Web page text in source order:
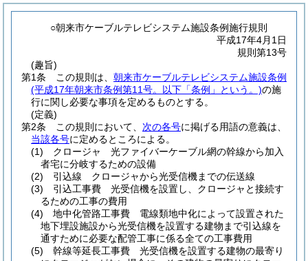
○朝来市ケーブルテレビシステム施設条例施行規則
平成17年4月1日
規則第13号
(趣旨)
第1条
この規則は、 朝来市ケーブルテレビシステム施設条例
(平成17年朝来市条例第11号。以下「条例」という。)の施
行に関し必要な事項を定めるものとする。
(定義)
第2条
この規則において、 次の各号に掲げる用語の意義は、
当該各号に定めるところによる。
(1)
クロージャ 光ファイバーケーブル網の幹線から加入
者宅に分岐するための設備
(2)
引込線 クロージャから光受信機までの伝送線
(3)
引込工事費 光受信機を設置し、クロージャと接続す
るための工事の費用
(4)
地中化管路工事費 電線類地中化によって設置された
地下埋設施設から光受信機を設置する建物まで引込線を
通すために必要な配管工事に係る全ての工事費用
(5)
幹線等延長工事費 光受信機を設置する建物の最寄り